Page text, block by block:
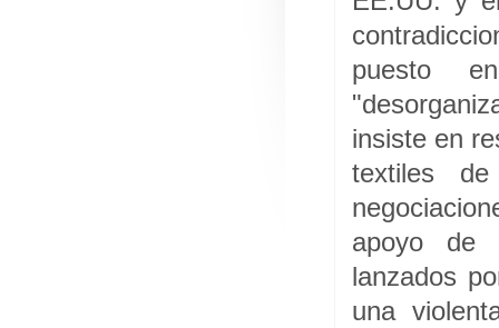
puesto
insiste en
textiles
apoyo de
lanzados
una